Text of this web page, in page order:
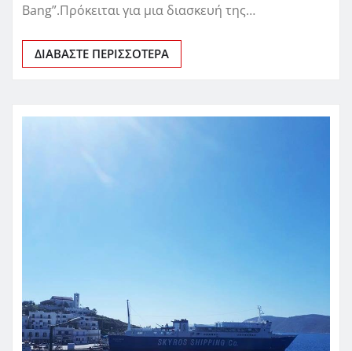
Bang”.Πρόκειται για μια διασκευή της…
ΔΙΑΒΆΣΤΕ ΠΕΡΙΣΣΌΤΕΡΑ